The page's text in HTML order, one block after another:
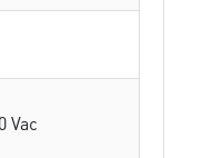
Vac